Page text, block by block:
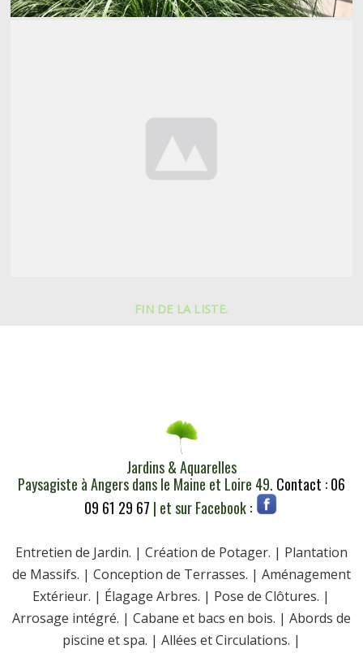
FIN DE LA LISTE.
Jardins & Aquarelles
Paysagiste à Angers dans le Maine et Loire 49. Contact :06
09 61 29 67 | et sur Facebook :
Entretien de Jardin. | Création de Potager. | Plantation
de Massifs. | Conception de Terrasses. | Aménagement
Extérieur. | Élagage Arbres. | Pose de Clôtures. |
Arrosage intégré. | Cabane et bacs en bois. | Abords de
piscine et spa. | Allées et Circulations. |